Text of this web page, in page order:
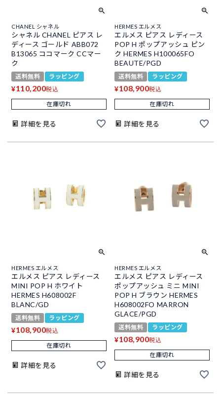
CHANEL シャネル
シャネル CHANEL ピアス レ
ディース ゴールド ABB072
B13065 ココマーク CCマー
ク
送料無料 ラッピング
¥110,200税込
在庫切れ
詳細を見る
HERMES エルメス
エルメス ピアス レディース
POP H ポップアッシュ ピン
ク HERMES H100065FO
BEAUTE/PGD
送料無料 ラッピング
¥108,900税込
在庫切れ
詳細を見る
HERMES エルメス
エルメス ピアス レディース
MINI POP H ホワイト
HERMES H608002F
BLANC/GD
送料無料 ラッピング
¥108,900税込
在庫切れ
詳細を見る
HERMES エルメス
エルメス ピアス レディース
ポップアッシュ ミニ MINI
POP H ブラウン HERMES
H608002FO MARRON
GLACE/PGD
送料無料 ラッピング
¥108,900税込
在庫切れ
詳細を見る